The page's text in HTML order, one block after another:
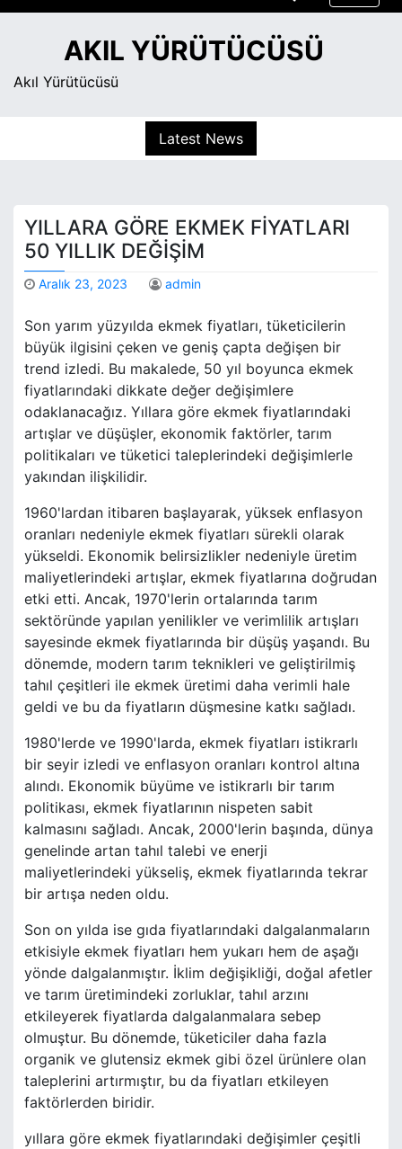
S
AKIL YÜRÜTÜCÜSÜ
Akıl Yürütücüsü
Latest News
YILLARA GÖRE EKMEK FIYATLARI
50 YILLIK DEĞIŞIM
Aralık 23, 2023 admin
Son yarım yüzyılda ekmek fiyatları, tüketicilerin
büyük ilgisini çeken ve geniş çapta değişen bir
trend izledi. Bu makalede, 50 yıl boyunca ekmek
fiyatlarındaki dikkate değer değişimlere
odaklanacağız. Yıllara göre ekmek fiyatlarındaki
artışlar ve düşüşler, ekonomik faktörler, tarım
politikaları ve tüketici taleplerindeki değişimlerle
yakından ilişkilidir.
1960'lardan itibaren başlayarak, yüksek enflasyon
oranları nedeniyle ekmek fiyatları sürekli olarak
yükseldi. Ekonomik belirsizlikler nedeniyle üretim
maliyetlerindeki artışlar, ekmek fiyatlarına doğrudan
etki etti. Ancak, 1970'lerin ortalarında tarım
sektöründe yapılan yenilikler ve verimlilik artışları
sayesinde ekmek fiyatlarında bir düşüş yaşandı. Bu
dönemde, modern tarım teknikleri ve geliştirilmiş
tahıl çeşitleri ile ekmek üretimi daha verimli hale
geldi ve bu da fiyatların düşmesine katkı sağladı.
1980'lerde ve 1990'larda, ekmek fiyatları istikrarlı
bir seyir izledi ve enflasyon oranları kontrol altına
alındı. Ekonomik büyüme ve istikrarlı bir tarım
politikası, ekmek fiyatlarının nispeten sabit
kalmasını sağladı. Ancak, 2000'lerin başında, dünya
genelinde artan tahıl talebi ve enerji
maliyetlerindeki yükseliş, ekmek fiyatlarında tekrar
bir artışa neden oldu.
Son on yılda ise gıda fiyatlarındaki dalgalanmaların
etkisiyle ekmek fiyatları hem yukarı hem de aşağı
yönde dalgalanmıştır. İklim değişikliği, doğal afetler
ve tarım üretimindeki zorluklar, tahıl arzını
etkileyerek fiyatlarda dalgalanmalara sebep
olmuştur. Bu dönemde, tüketiciler daha fazla
organik ve glutensiz ekmek gibi özel ürünlere olan
taleplerini artırmıştır, bu da fiyatları etkileyen
faktörlerden biridir.
yıllara göre ekmek fiyatlarındaki değişimler çeşitli